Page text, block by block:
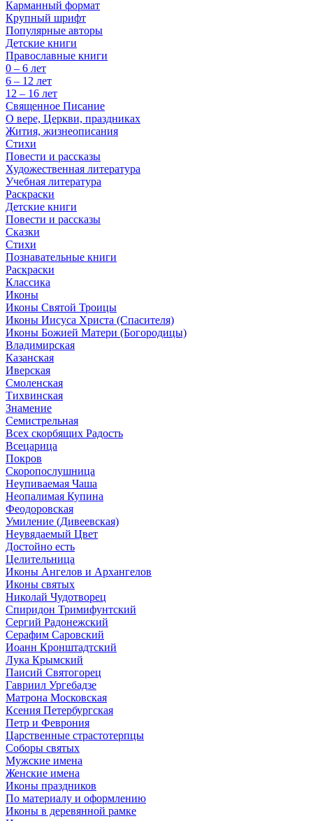
Карманный формат
Крупный шрифт
Популярные авторы
Детские книги
Православные книги
0 – 6 лет
6 – 12 лет
12 – 16 лет
Священное Писание
О вере, Церкви, праздниках
Жития, жизнеописания
Стихи
Повести и рассказы
Художественная литература
Учебная литература
Раскраски
Детские книги
Повести и рассказы
Сказки
Стихи
Познавательные книги
Раскраски
Классика
Иконы
Иконы Святой Троицы
Иконы Иисуса Христа (Спасителя)
Иконы Божией Матери (Богородицы)
Владимирская
Казанская
Иверская
Смоленская
Тихвинская
Знамение
Семистрельная
Всех скорбящих Радость
Всецарица
Покров
Скоропослушница
Неупиваемая Чаша
Неопалимая Купина
Феодоровская
Умиление (Дивеевская)
Неувядаемый Цвет
Достойно есть
Целительница
Иконы Ангелов и Архангелов
Иконы святых
Николай Чудотворец
Спиридон Тримифунтский
Сергий Радонежский
Серафим Саровский
Иоанн Кронштадтский
Лука Крымский
Паисий Святогорец
Гавриил Ургебадзе
Матрона Московская
Ксения Петербургская
Петр и Феврония
Царственные страстотерпцы
Соборы святых
Мужские имена
Женские имена
Иконы праздников
По материалу и оформлению
Иконы в деревянной рамке